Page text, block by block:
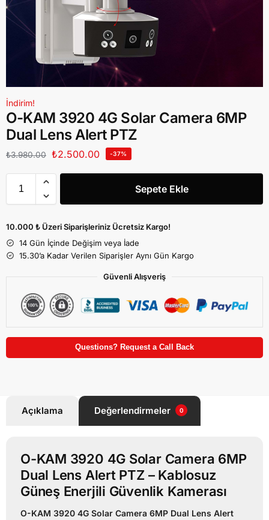
İndirim!
O-KAM 3920 4G Solar Camera 6MP
Dual Lens Alert PTZ
₺3.980.00 ₺2.500.00 -37%
Sepete Ekle
10.000 ₺ Üzeri Siparişleriniz Ücretsiz Kargo!
14 Gün İçinde Değişim veya İade
15.30’a Kadar Verilen Siparişler Aynı Gün Kargo
Güvenli Alışveriş
Questions? Request a Call Back
Açıklama Değerlendirmeler 0
O-KAM 3920 4G Solar Camera 6MP
Dual Lens Alert PTZ – Kablosuz
Güneş Enerjili Güvenlik Kamerası
O-KAM 3920 4G Solar Camera 6MP Dual Lens Alert